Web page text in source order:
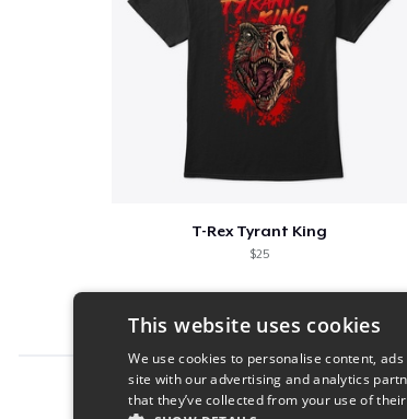
T-Rex Tyrant King
$25
Report this product
This website uses cookies
We use cookies to personalise content,
site with our advertising and analytics
that they’ve collected from your use of